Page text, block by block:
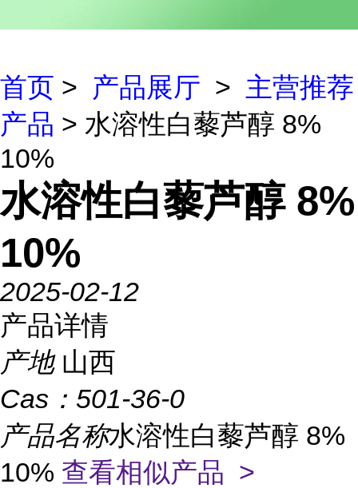
首页 > 产品展厅 > 主营推荐
产品 > 水溶性白藜芦醇 8%
10%
水溶性白藜芦醇 8%
10%
2025-02-12
产品详情
产地 山西
Cas： 501-36-0
产品名称水溶性白藜芦醇 8%
10% 查看相似产品 >